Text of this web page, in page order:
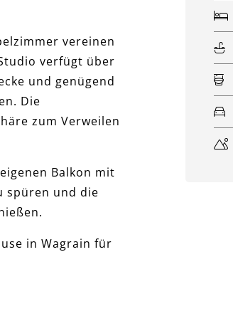
vereinen
verfügt über
und genügend
Die
zum Verweilen
Balkon mit
spüren und die
in Wagrain für